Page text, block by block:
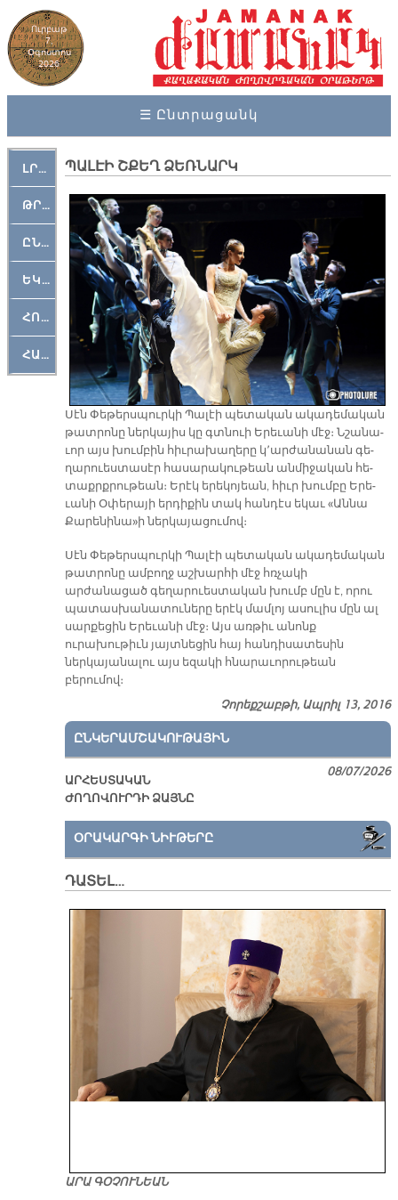
Ուրբաթ
7,
Օգոստոս
2026
☰ Ընտրացանկ
ԼՐԱՀՈՍ
ԹՐՔԱՀԱՅ ԿԵԱՆՔ
ԸՆԿԵՐԱՄՇԱԿՈՒԹԱՅԻՆ
ԵԿԵՂԵՑԱԿԱՆ
ՀՈԳԵՄՏԱՒՈՐ
ՀԱՐԹԱԿ
ՊԱԼԷԻ ՇՔԵՂ ՁԵՌՆԱՐԿ
Սէն Փե­թերս­պուր­կի Պա­լէի պե­տա­կան ա­կա­դե­մա­կան
թատ­րո­նը ներ­կա­յիս կը գտնուի Ե­րե­ւա­նի մէջ։ Նշա­նա­
ւոր այս խում­բին հիւ­րա­խա­ղե­րը կ՚ար­ժա­նա­նան գե­
ղա­րուես­տա­սէր հա­սա­րա­կու­թեան ան­մի­ջա­կան հե­
տաքրք­րու­թեան։ Ե­րէկ ե­րե­կո­յեան, հիւր խում­բը Ե­րե­
ւա­նի Օ­փե­րա­յի եր­դի­քին տակ հան­դէս ե­կաւ «Ան­նա
Քա­րե­նի­նա»ի ներ­կա­յա­ցու­մով։
Սէն Փեթերսպուրկի Պալէի պետական ակադեմական
թատրոնը ամբողջ աշխարհի մէջ հռչակի
արժանացած գեղարուեստական խումբ մըն է, որու
պատասխանատուները երէկ մամլոյ ասուլիս մըն ալ
սարքեցին Երեւանի մէջ։ Այս առթիւ անոնք
ուրախութիւն յայտնեցին հայ հանդիսատեսին
ներկայանալու այս եզակի հնարաւորութեան
բերումով։
Չորեքշաբթի, Ապրիլ 13, 2016
ԸՆԿԵՐԱՄՇԱԿՈՒԹԱՅԻՆ
ԱՐՀԵՍՏԱԿԱՆ
ԺՈՂՈՎՈՒՐԴԻ ՁԱՅՆԸ
08/07/2026
ՕՐԱԿԱՐԳԻ ՆԻՒԹԵՐԸ
ԴԱՏԵԼ…
ԱՐԱ ԳՕՉՈՒՆԵԱՆ